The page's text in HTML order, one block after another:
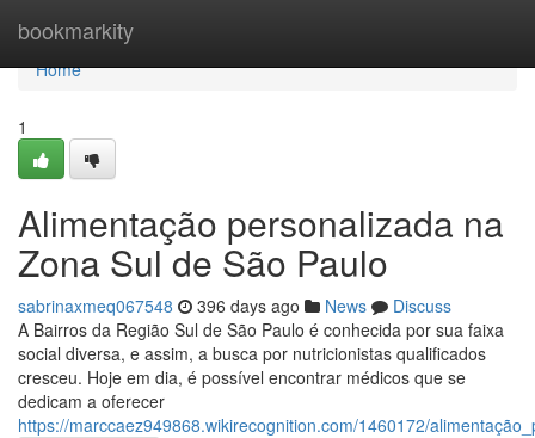
bookmarkity
Home
Home
1
Alimentação personalizada na
Zona Sul de São Paulo
sabrinaxmeq067548 396 days ago News
Discuss
A Bairros da Região Sul de São Paulo é conhecida por sua faixa
social diversa, e assim, a busca por nutricionistas qualificados
cresceu. Hoje em dia, é possível encontrar médicos que se
dedicam a oferecer
https://marccaez949868.wikirecognition.com/1460172/